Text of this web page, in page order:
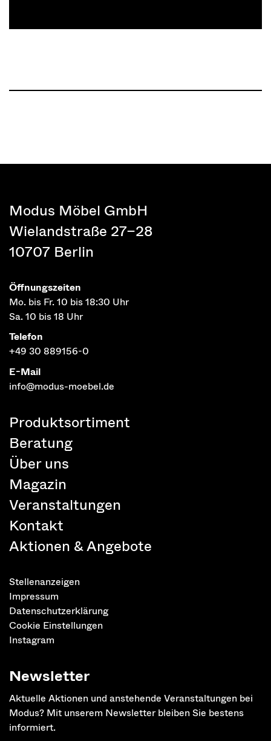
Modus Möbel GmbH
Wielandstraße 27–28
10707 Berlin
Öffnungszeiten
Mo. bis Fr. 10 bis 18:30 Uhr
Sa. 10 bis 18 Uhr
Telefon
+49 30 889156-0
E-Mail
info@modus-moebel.de
Produktsortiment
Beratung
Über uns
Magazin
Veranstaltungen
Kontakt
Aktionen & Angebote
Stellenanzeigen
Impressum
Datenschutzerklärung
Cookie Einstellungen
Instagram
Newsletter
Aktuelle Aktionen und anstehende Veranstaltungen bei
Modus? Mit unserem Newsletter bleiben Sie bestens
informiert.